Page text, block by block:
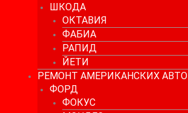
ШКОДА
ОКТАВИЯ
ФАБИА
РАПИД
ЙЕТИ
РЕМОНТ АМЕРИКАНСКИХ АВТО
ФОРД
ФОКУС